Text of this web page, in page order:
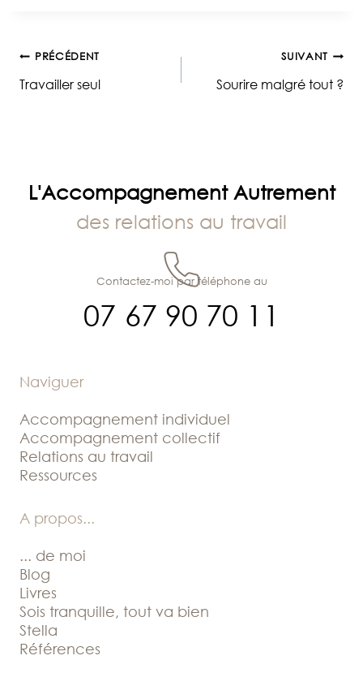
Navigation
PRÉCÉDENT
Travailler seul
SUIVANT
Sourire malgré tout ?
L'Accompagnement Autrement
des relations au travail
07 67 90 70 11
Contactez-moi par téléphone au
Naviguer
Accompagnement individuel
Accompagnement collectif
Relations au travail
Ressources
A propos...
... de moi
Blog
Livres
Sois tranquille, tout va bien
Stella
Références